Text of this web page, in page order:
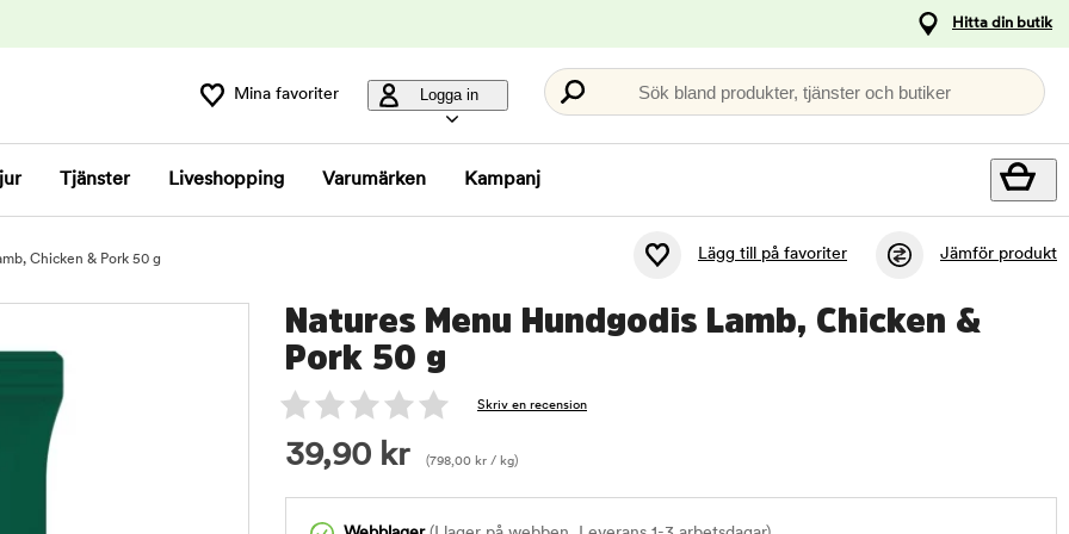
Hitta din butik
Mina favoriter Logga in Sök bland produkter, tjänster och butiker
Tjänster Liveshopping Varumärken Kampanj
Chicken & Pork 50 g Lägg till på favoriter Jämför produkt
Natures Menu Hundgodis Lamb, Chicken &
Pork 50 g
Skriv en recension
39,90 kr (798,00 kr / kg)